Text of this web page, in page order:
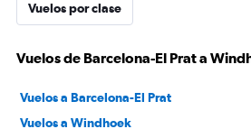
Vuelos por clase
Vuelos de Barcelona-El Prat a
Vuelos a Barcelona-El Prat
Vuelos a Windhoek